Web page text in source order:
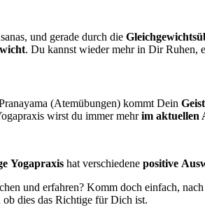
und gerade durch die
. Du kannst wieder mehr in Dir Ruhen,
(Atemübungen) kommt Dein Geist
wirst du immer mehrim aktuellen
Yogapraxis hat verschiedene positive
und erfahren? Komm doch einfach, nach
ob dies das Richtige für Dich ist.